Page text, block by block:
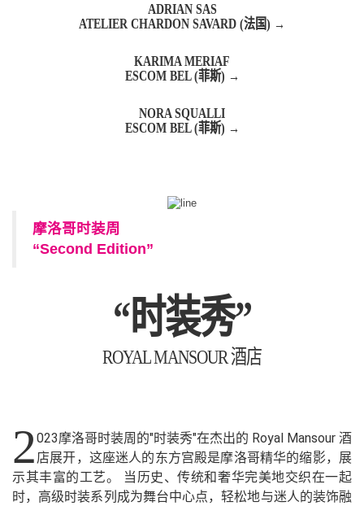
ADRIAN SAS
ATELIER CHARDON SAVARD (法国) →
KARIMA MERIAF
ESCOM BEL (菲斯) →
NORA SQUALLI
ESCOM BEL (菲斯) →
摩洛哥时装周
“Second Edition”
“时装秀”
ROYAL MANSOUR 酒店
2023摩洛哥时装周的"时装秀"在杰出的 Royal Mansour 酒
店展开，这座迷人的东方宫殿是摩洛哥精华的缩影，展
示其丰富的工艺。 当历史、传统和奢华完美地交织在一起
时，高级时装系列成为舞台中心点，轻松地与迷人的装饰融